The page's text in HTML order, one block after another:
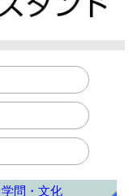
学問・文化